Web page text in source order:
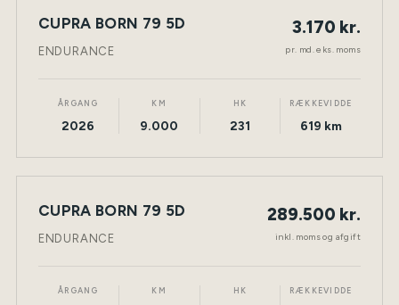
LEASING NY BIL TØNDER
CUPRA BORN 79 5D
ENDURANCE
3.170 kr.
pr. md. eks. moms
ÅRGANG
2026
KM
9.000
HK
231
RÆKKEVIDDE
619 km
NY BIL ELEKTRISK TØNDER
CUPRA BORN 79 5D
ENDURANCE
289.500 kr.
inkl. moms og afgift
ÅRGANG KM HK RÆKKEVIDDE